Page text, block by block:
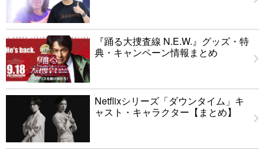
『踊る大捜査線 N.E.W.』グッズ・特
典・キャンペーン情報まとめ
Netflixシリーズ「ダウンタイム」キ
ャスト・キャラクター【まとめ】